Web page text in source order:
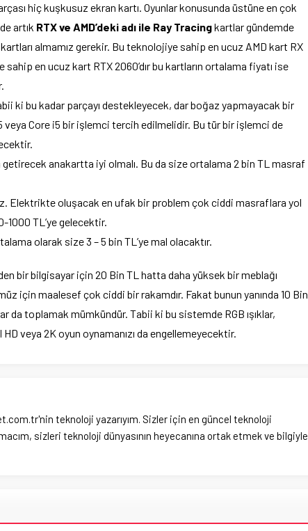
hiç kuşkusuz ekran kartı. Oyunlar konusunda üstüne en çok
artık RTX ve AMD’deki adı ile Ray Tracingkartlar gündemde
almamız gerekir. Bu teknolojiye sahip en ucuz AMD kart RX
en ucuz kart RTX 2060’dır bu kartların ortalama fiyatı ise
ki bu kadar parçayı destekleyecek, dar boğaz yapmayacak bir
veya Core i5 bir işlemci tercih edilmelidir. Bu tür bir işlemci de
getirecek anakartta iyi olmalı. Bu da size ortalama 2 bin TL masraf
Elektrikte oluşacak en ufak bir problem çok ciddi masraflara yol
1000 TL’ye gelecektir.
olarak size 3 – 5 bin TL’ye mal olacaktır.
bir bilgisayar için 20 Bin TL hatta daha yüksek bir meblağı
için maalesef çok ciddi bir rakamdır. Fakat bunun yanında 10 Bin
da toplamak mümkündür. Tabii ki bu sistemde RGB ışıklar,
veya 2K oyun oynamanızı da engellemeyecektir.
teknoloji yazarıyım. Sizler için en güncel teknoloji
sizleri teknoloji dünyasının heyecanına ortak etmek ve bilgiyle